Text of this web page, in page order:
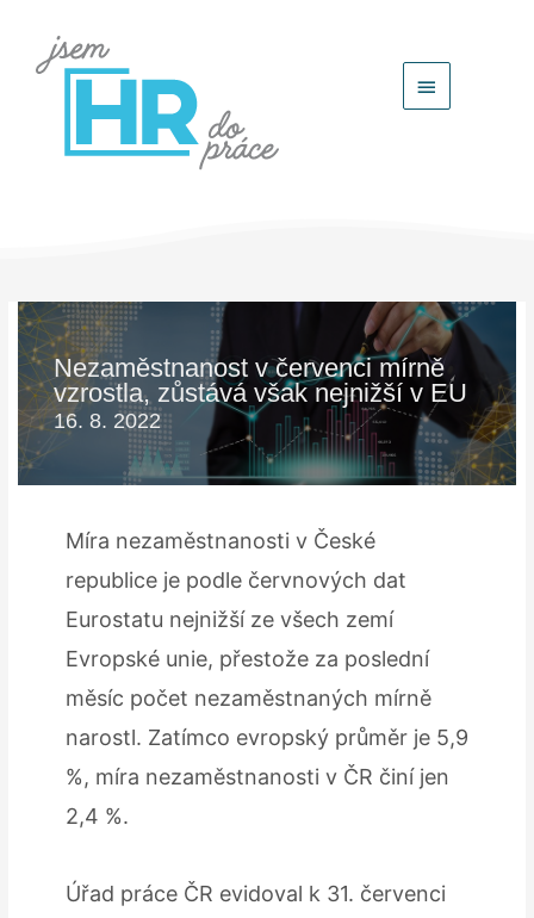
Hlavní
Nezaměstnanost v červenci mírně
vzrostla, zůstává však nejnižší v EU
16. 8. 2022
Míra nezaměstnanosti v České
republice je podle červnových dat
Eurostatu nejnižší ze všech zemí
Evropské unie, přestože za poslední
měsíc počet nezaměstnaných mírně
narostl. Zatímco evropský průměr je 5,9
%, míra nezaměstnanosti v ČR činí jen
2,4 %.
Úřad práce ČR evidoval k 31. červenci